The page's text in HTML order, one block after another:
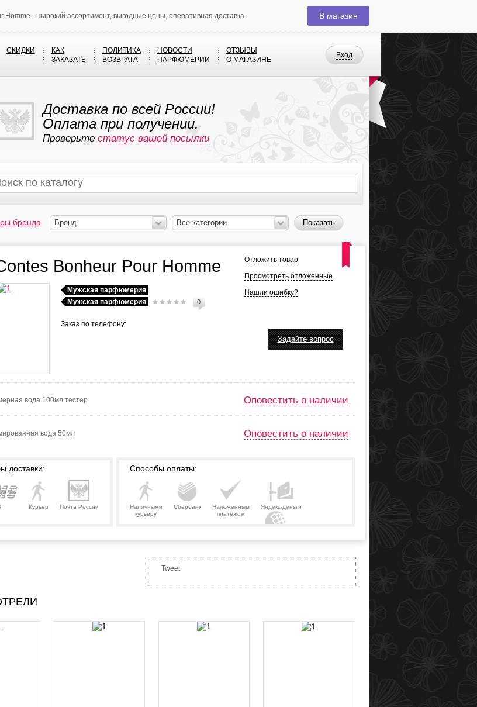
Homme - широкий ассортимент, выгодные цены, оперативная доставка В магазин
Вход
СКИДКИ
КАК
ЗАКАЗАТЬ
ПОЛИТИКА
ВОЗВРАТА
НОВОСТИ
ПАРФЮМЕРИИ
ОТЗЫВЫ
О МАГАЗИНЕ
Доставка по всей России!
Оплата при получении.
Проверьте статус вашей посылки
бренда Бренд Все категории Показать
Отложить товар
Просмотреть отложенные
Нашли ошибку?
Bonheur Pour Homme
Мужская парфюмерия
Мужская парфюмерия
0
Задайте вопрос
Заказ по телефону:
вода 100мл тестер Оповестить о наличии
вода 50мл Оповестить о наличии
доставки:
Курьер Почта России
Способы оплаты:
Наличными
курьеру
Сбербанк
Наложенным
платежом
Яндекс-деньги
Tweet